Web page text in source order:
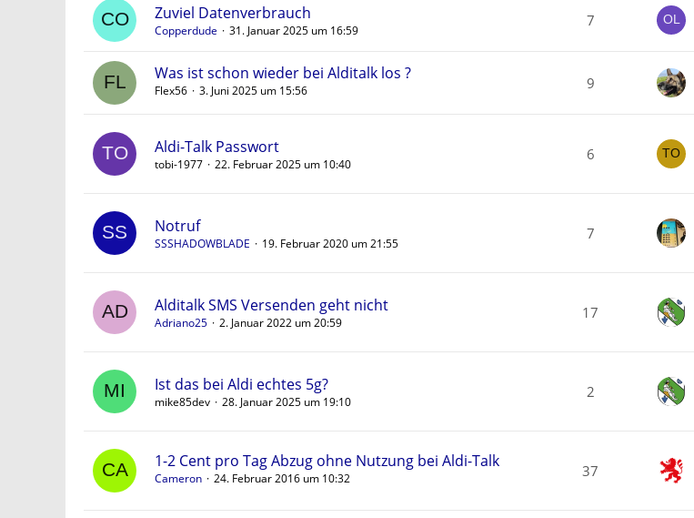
Zuviel Datenverbrauch
Copperdude 31. Januar 2025 um 16:59
7
Was ist schon wieder bei Alditalk los ?
Flex56 3. Juni 2025 um 15:56 9
Aldi-Talk Passwort
tobi-1977 22. Februar 2025 um 10:40
6
Notruf
SSSHADOWBLADE 19. Februar 2020 um 21:55
7
Alditalk SMS Versenden geht nicht
Adriano25 2. Januar 2022 um 20:59
17
Ist das bei Aldi echtes 5g?
mike85dev 28. Januar 2025 um 19:10
2
1-2 Cent pro Tag Abzug ohne Nutzung bei Aldi-Talk
Cameron 24. Februar 2016 um 10:32 37